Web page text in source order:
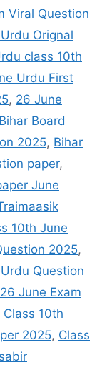
Viral Question
Orignal
class 10th
Urdu First
, 26 June
Bihar Board
2025, Bihar
paper,
June
10th June
2025,
Question
June Exam
Class 10th
2025, Class
sabir